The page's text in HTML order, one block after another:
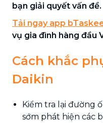
bạn giải quyết vấn đề.
Tải ngay app
vụ gia đình hàng đầu
Cách khắc
Daikin
Kiểm tra lại đường
sớm phát hiện các